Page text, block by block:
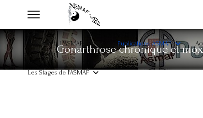
Adhésion à L'ASMAF-EFA Publications ASMAF
Les Stages de l'ASMAF
Gonarthrose chronique et